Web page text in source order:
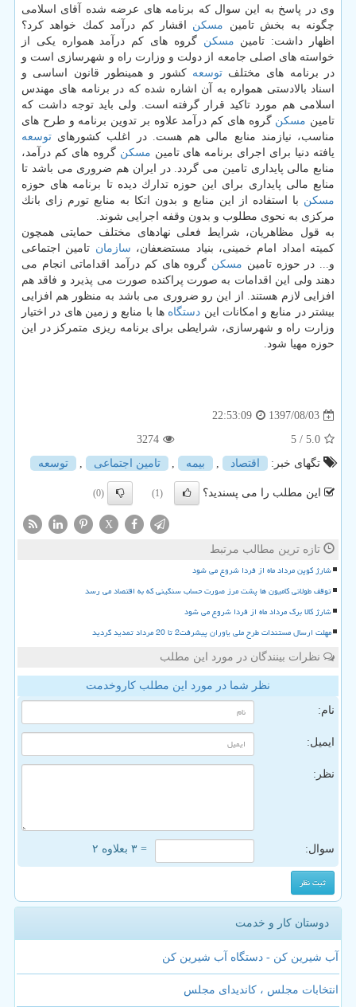
وی در پاسخ به این سوال كه برنامه های عرضه شده آقای اسلامی
چگونه به بخش تامین مسكن اقشار كم درآمد كمك خواهد كرد؟
اظهار داشت: تامین مسكن گروه های كم درآمد همواره یكی از
خواسته های اصلی جامعه از دولت و وزارت راه و شهرسازی است و
در برنامه های مختلفتوسعه كشور و همینطور قانون اساسی و
اسناد بالادستی همواره به آن اشاره شده كه در برنامه های مهندس
اسلامی هم مورد تاكید قرار گرفته است. ولی باید توجه داشت كه
تامین مسكن گروه های كم درآمد علاوه بر تدوین برنامه و طرح های
مناسب، نیازمند منابع مالی هم هست. در اغلب كشورهای توسعه
یافته دنیا برای اجرای برنامه های تامین مسكن گروه های كم درآمد،
منابع مالی پایداری تامین می گردد. در ایران هم ضروری می باشد تا
منابع مالی پایداری برای این حوزه تدارك دیده تا برنامه های حوزه
مسكن با استفاده از این منابع و بدون اتكا به منابع تورم زای بانك
مركزی به نحوی مطلوب و بدون وقفه اجرایی شوند.
به قول مظاهریان، شرایط فعلی نهادهای مختلف حمایتی همچون
كمیته امداد امام خمینی، بنیاد مستضعفان، سازمان تامین اجتماعی
و... در حوزه تامین مسكن گروه های كم درآمد اقداماتی انجام می
دهند ولی این اقدامات به صورت پراكنده صورت می پذیرد و فاقد هم
افزایی لازم هستند. از این رو ضروری می باشد به منظور هم افزایی
بیشتر در منابع و امكانات این دستگاه ها با منابع و زمین های در اختیار
وزارت راه و شهرسازی، شرایطی برای برنامه ریزی متمركز در این
حوزه مهیا شود.
1397/08/03
22:53:09
5.0
/ 5
3274
تگهای خبر:
اقتصاد , بیمه , تامین اجتماعی , توسعه
این مطلب را می پسندید؟ (1)
(0)
X
تازه ترین مطالب مرتبط
شارژ کوپن مرداد ماه از فردا شروع می شود
توقف طولانی کامیون ها پشت مرز صورت حساب سنگینی که به اقتصاد می رسد
شارژ کالا برگ مرداد ماه از فردا شروع می شود
مهلت ارسال مستندات طرح ملی یاوران پیشرفت2 تا 20 مرداد تمدید گردید
نظرات بینندگان در مورد این مطلب
نظر شما در مورد این مطلب کاروخدمت
نام:
ایمیل:
نظر:
سوال: = ۳ بعلاوه ۲
دوستان کار و خدمت
آب شیرین کن - دستگاه آب شیرین کن
انتخابات مجلس ، کاندیدای مجلس